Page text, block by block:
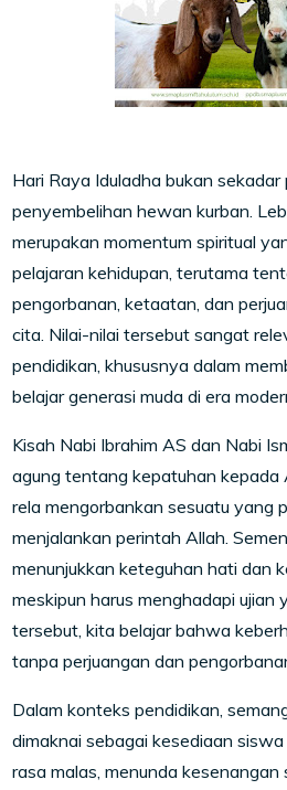
Hari Raya Iduladha bukan sekadar
penyembelihan hewan kurban.
merupakan momentum spiritual
pelajaran kehidupan, terutama
pengorbanan, ketaatan, dan
cita. Nilai-nilai tersebut sangat
pendidikan, khususnya dalam
belajar generasi muda di era
Kisah Nabi Ibrahim AS dan Nabi
agung tentang kepatuhan kepada
rela mengorbankan sesuatu yang
menjalankan perintah Allah.
menunjukkan keteguhan hati dan
meskipun harus menghadapi ujian
tersebut, kita belajar bahwa
tanpa perjuangan dan
Dalam konteks pendidikan,
dimaknai sebagai kesediaan
rasa malas, menunda